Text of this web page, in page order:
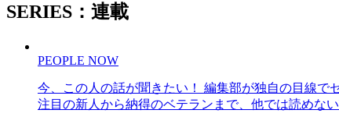
SERIES：連載
PEOPLE NOW
今、この人の話が聞きたい！ 編集部が独自の目線で
注目の新人から納得のベテランまで、他では読めな